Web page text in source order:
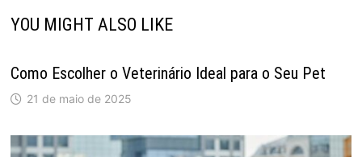
YOU MIGHT ALSO LIKE
Como Escolher o Veterinário Ideal para o Seu Pet
21 de maio de 2025